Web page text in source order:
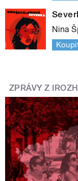
Nina
ZPRÁVY Z